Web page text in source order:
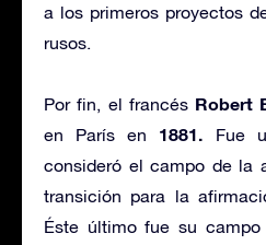
a los primeros proyectos
rusos.
Por fin, el francés Robert
en París en 1881. Fue
consideró el campo de la
transición para la
Éste último fue su